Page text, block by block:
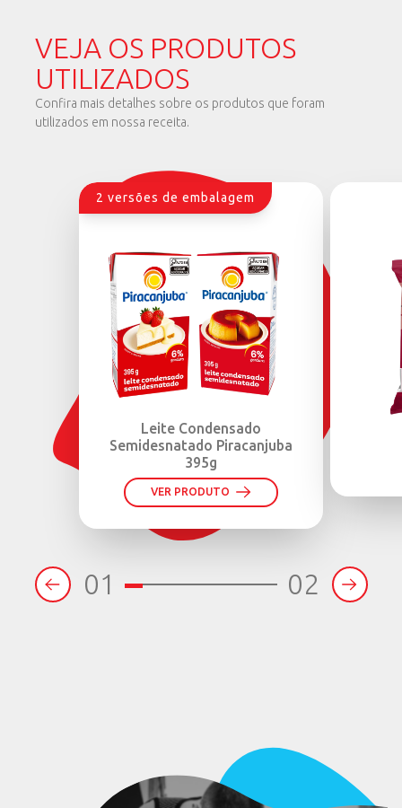
VEJA OS PRODUTOS
UTILIZADOS
Confira mais detalhes sobre os produtos que foram
utilizados em nossa receita.
2 versões de embalagem
Leite Condensado
Semidesnatado Piracanjuba
395g
VER PRODUTO
01 02